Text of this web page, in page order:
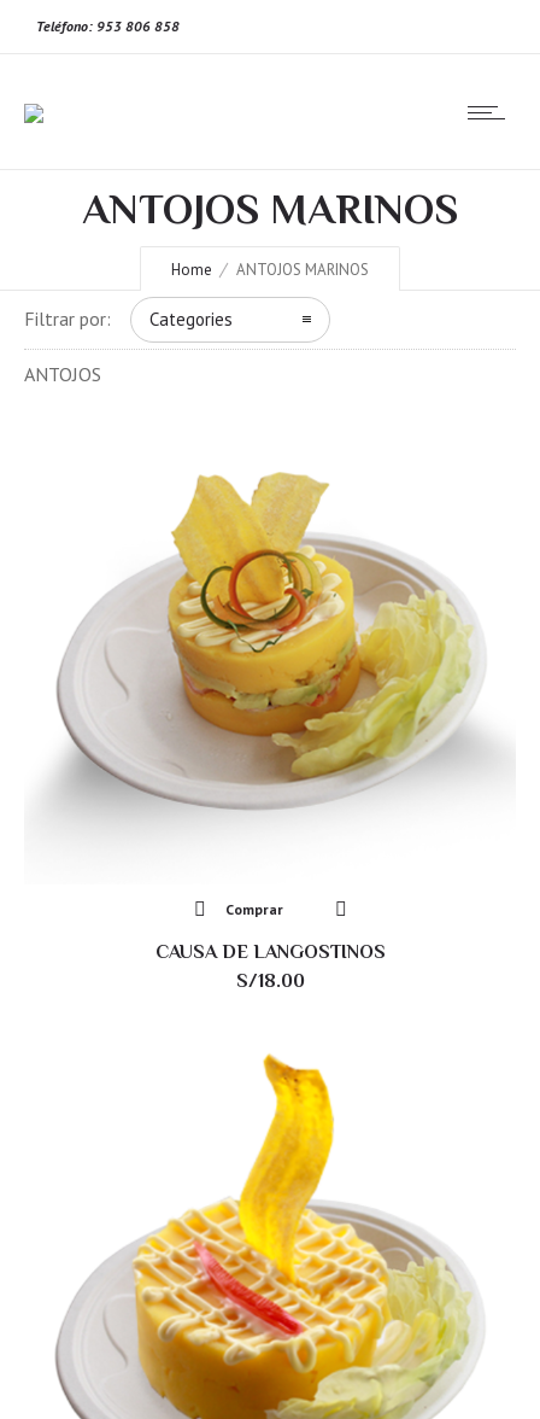
Teléfono: 953 806 858
ANTOJOS MARINOS
Home ANTOJOS MARINOS
Filtrar por: Categories
ANTOJOS
Comprar
CAUSA DE LANGOSTINOS
S/18.00